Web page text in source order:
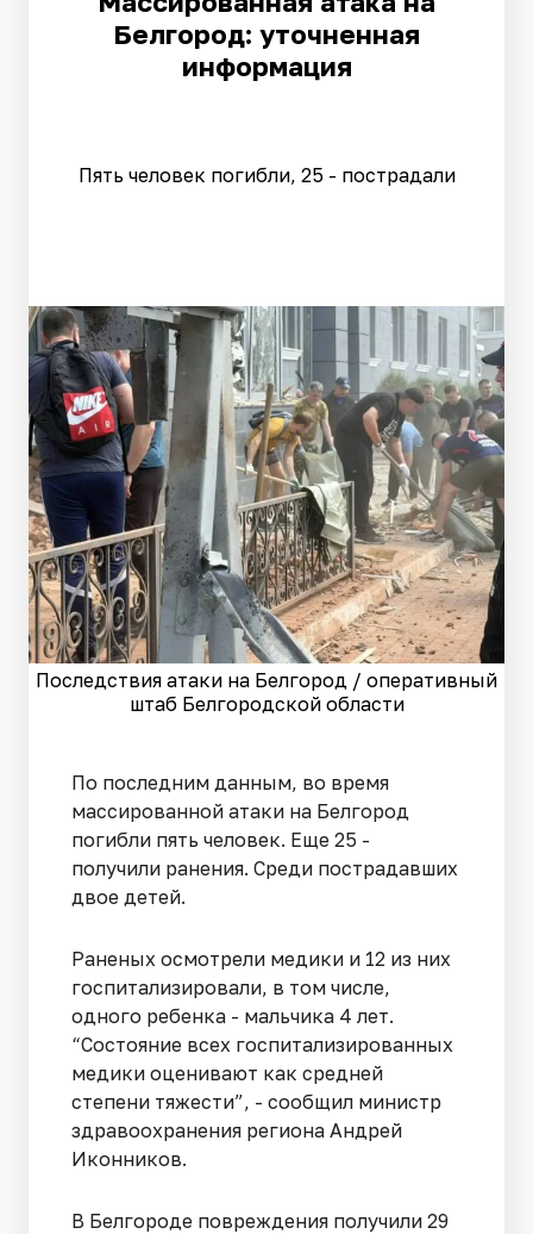
Белгород: уточненная
информация
Пять человек погибли, 25 - пострадали
Последствия атаки на Белгород / оперативный
штаб Белгородской области
По последним данным, во время
массированной атаки на Белгород
погибли пять человек. Еще 25 -
получили ранения. Среди пострадавших
двое детей.
Раненых осмотрели медики и 12 из них
госпитализировали, в том числе,
одного ребенка - мальчика 4 лет.
“Состояние всех госпитализированных
медики оценивают как средней
степени тяжести”, - сообщил министр
здравоохранения региона Андрей
Иконников.
В Белгороде повреждения получили 29